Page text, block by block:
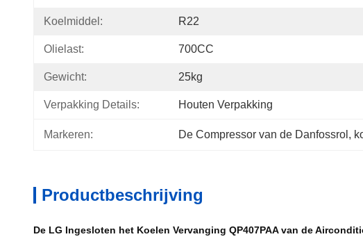
Koelmiddel: R22
Olielast: 700CC
Gewicht: 25kg
Verpakking Details: Houten Verpakking
Markeren: De Compressor van de Danfossrol ,
Productbeschrijving
De LG Ingesloten het Koelen Vervanging QP407PAA van de